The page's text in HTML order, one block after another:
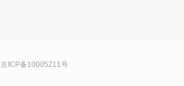
京ICP备10005211号